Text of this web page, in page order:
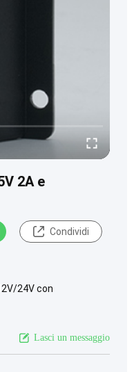
2A e
Condividi
24V con
Lasci un messaggio